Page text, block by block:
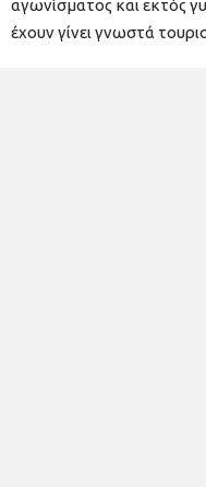
αγωνίσματος και εκτός
έχουν γίνει γνωστά